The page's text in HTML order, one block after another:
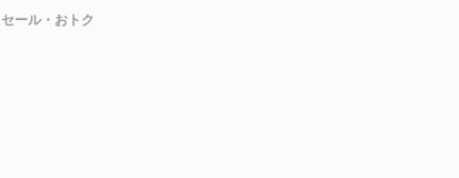
セール・おトク